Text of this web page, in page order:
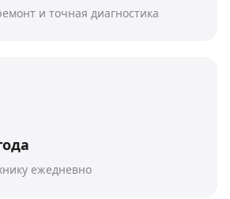
и точная диагностика
ежедневно